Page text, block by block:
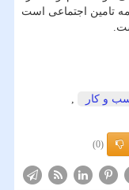
تامین اجتماعی است
و كار
,
(0)